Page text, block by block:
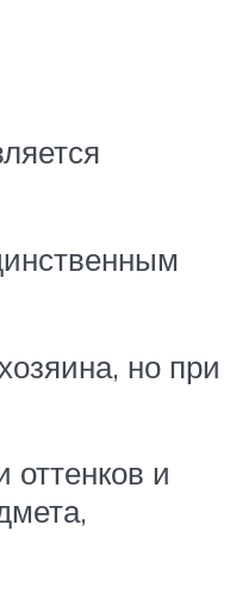
но при
оттенков и